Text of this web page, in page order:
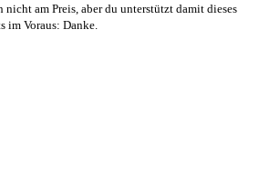
nicht am Preis, aber du unterstützt damit dieses
im Voraus: Danke.